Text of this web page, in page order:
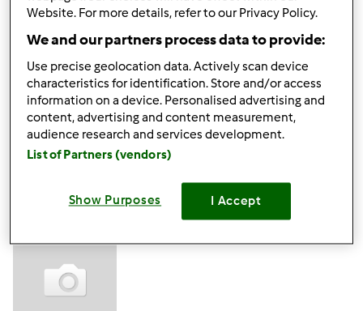
Ja od siebie mogę polecićhttps://dobretabletki.pl/
tam też jest sporo publikacji w tym temacie, więc się
zapewne przyda niejednej osobie
Góra strony
Zalogujlub zarejestruj sięaby dodawać
Kamila294
Website. For more details, refer to our Privacy Policy.
We and our partners process data to provide:
Use precise geolocation data. Actively scan device
characteristics for identification. Store and/or access
information on a device. Personalised advertising and
content, advertising and content measurement,
audience research and services development.
List of Partners (vendors)
Show Purposes I Accept